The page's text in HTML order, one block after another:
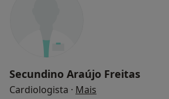
Secundino Araújo Freitas
Cardiologista · Mais